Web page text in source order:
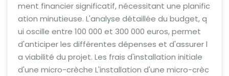
ment financier significatif, nécessitant une planific
ation minutieuse. L'analyse détaillée du budget, q
ui oscille entre 100 000 et 300 000 euros, permet
d'anticiper les différentes dépenses et d'assurer l
a viabilité du projet. Les frais d'installation initiale
d'une micro-crèche L'installation d'une micro-crèc